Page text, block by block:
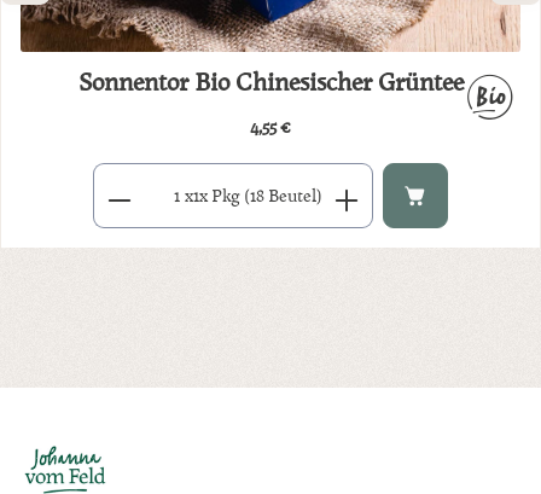
Sonnentor Bio Chinesischer Grüntee
Regulärer Preis:
4,55 €
Produkt Anzahl: Gib den gewünschten Wert ein oder benutze
x1x Pkg (18 Beutel)